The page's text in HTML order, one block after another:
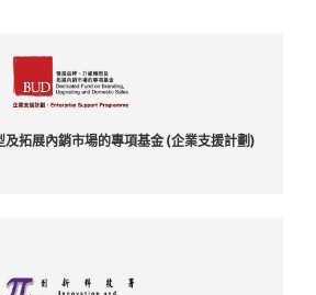
及拓展內銷市場的專項基金 (企業支援計劃)